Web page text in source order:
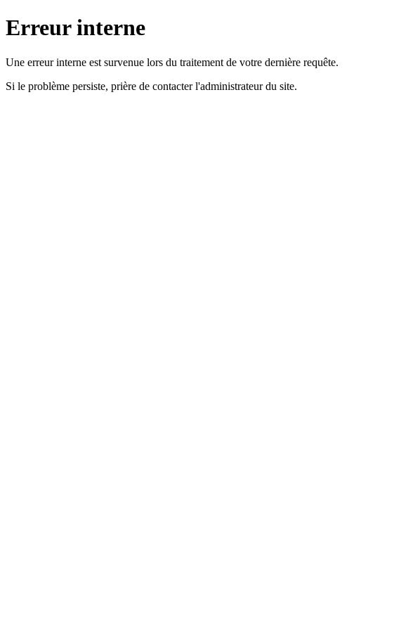
Erreur interne
Une erreur interne est survenue lors du traitement de votre dernière requête.
Si le problème persiste, prière de contacter l'administrateur du site.